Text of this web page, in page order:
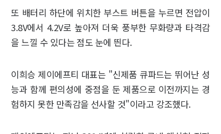
또 배터리 하단에 위치한 부스트 버튼을 누르면 전압이
3.8V에서 4.2V로 높아져 더욱 풍부한 무화량과 타격감
을 느낄 수 있다는 점도 눈에 띈다.
이희승 제이에프티 대표는 "신제품 큐파드는 뛰어난 성
능과 함께 편의성에 중점을 둔 제품으로 이전까지는 경
험하지 못한 만족감을 선사할 것"이라고 강조했다.